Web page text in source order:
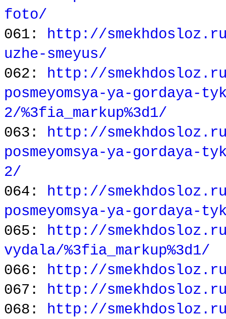
foto/
061: http://
uzhe-smeyus/
062: http://
posmeyomsya-ya-
2/%3fia_markup%3d1/
063: http://
posmeyomsya-ya-
2/
064: http://
posmeyomsya-ya-
065: http://
vydala/%3fia_markup%3d1/
066: http://
067: http://
068: http://